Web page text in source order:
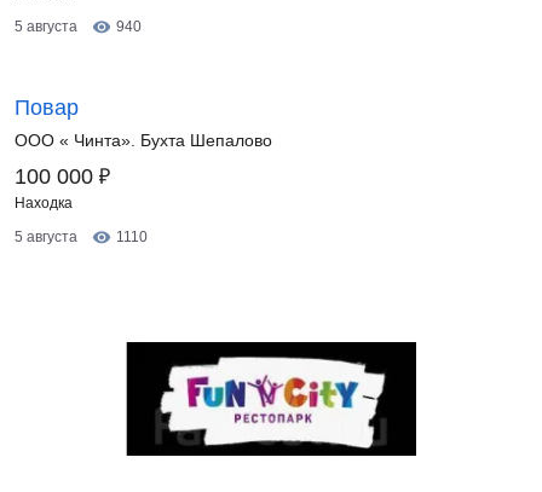
5 августа
940
Повар
ООО « Чинта». Бухта Шепалово
100 000 ₽
Находка
5 августа
1110